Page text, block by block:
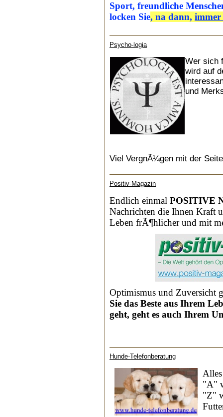
Sport, freundliche
locken Sie, na dann, immer
Psycho-logia
Wer sich
wird auf
und
Viel VergnÃ¼gen mit der
Positiv-Magazin
Endlich einmal POSITIVE
Nachrichten die Ihnen Kraft
Leben frÃ¶hlicher und mit
Optimismus und Zuversicht
Sie das Beste aus Ihrem
geht, geht es auch Ihrem
Hunde-Telefonberatung
"A"
"Z"